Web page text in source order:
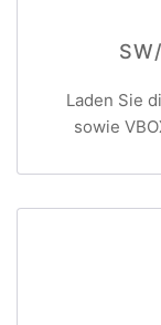
Laden Sie
sowie